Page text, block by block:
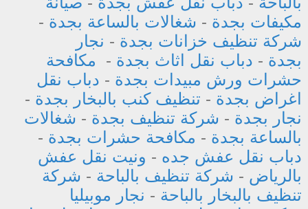
مكيفات بجدة - شغالات بالساعة بجدة -
شركة تنظيف خزانات بجدة - نجار
بجدة - دباب نقل اثاث بجدة - مكافحة
حشرات ورش مبيدات بجدة - دباب نقل
اغراض بجدة - تنظيف كنب بالبخار بجدة -
نجار بجدة - شركة تنظيف بجدة - شغالات
بالساعة بجدة - مكافحة حشرات بجدة -
دباب نقل عفش جده - ونيت نقل عفش
بالرياض - شركة تنظيف بالباحة - شركة
تنظيف بالبخار بالباحة - نجار موبيليا